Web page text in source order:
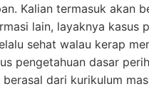
Kalian termasuk akan
lain, layaknya kasus
sehat walau kerap
pengetahuan dasar
dari kurikulum